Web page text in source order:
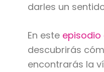
darles un
En este
descubrirás
encontrarás la